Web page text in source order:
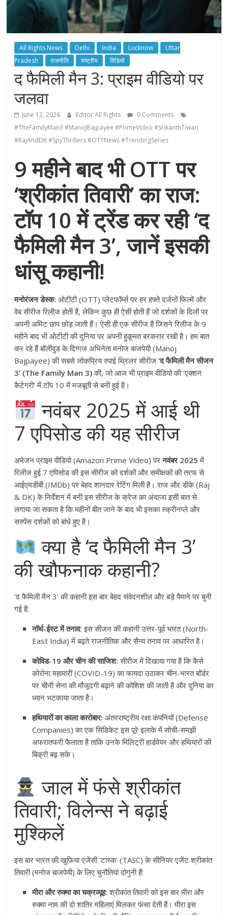
All Rights News Delhi India Lucknow
Uttar
Pradesh
राजनीति राष्ट्रीय विडियो
द फैमिली मैन 3: प्राइम वीडियो पर
जलवा
June 12, 2026 Editor All Rights
0 Comments
#TheFamilyMan3 #ManojBajpayee #PrimeVideo #SrikanthTiwari
#RajAndDK #SpyThrillers #OTTNews #TrendingSeries
9 महीने बाद भी OTT पर
‘श्रीकांत तिवारी’ का राज:
टॉप 10 में ट्रेंड कर रही ‘द
फैमिली मैन 3’, जानें इसकी
धांसू कहानी!
मनोरंजन डेस्क: ओटीटी (OTT) प्लेटफॉर्म्स पर हर हफ्ते दर्जनों फिल्में और
वेब सीरीज रिलीज होती हैं, लेकिन कुछ ही ऐसी होती हैं जो दर्शकों के दिलों पर
अपनी अमिट छाप छोड़ जाती हैं। ऐसी ही एक सीरीज है जिसने रिलीज के 9
महीने बाद भी ओटीटी की दुनिया पर अपनी हुकूमत बरकरार रखी है। हम बात
कर रहे हैं बॉलीवुड के दिग्गज अभिनेता मनोज बाजपेयी (Manoj
Bajpayee) की सबसे लोकप्रिय स्पाई थ्रिलर सीरीज‘द फैमिली मैन सीजन
3’ (The Family Man 3)की, जो आज भी प्राइम वीडियो की ‘एक्शन
कैटेगरी’ में टॉप 10 में मजबूती से बनी हुई है।
नवंबर 2025 में आई थी
7 एपिसोड की यह सीरीज
अमेजन प्राइम वीडियो (Amazon Prime Video) परनवंबर 2025 में
रिलीज हुई 7 एपिसोड की इस सीरीज को दर्शकों और समीक्षकों की तरफ से
आईएमडीबी (IMDb) पर बेहद शानदार रेटिंग मिली है। राज और डीके (Raj
& DK) के निर्देशन में बनी इस सीरीज के क्रेज का अंदाजा इसी बात से
लगाया जा सकता है कि महीनों बीत जाने के बाद भी इसका स्क्रीनप्ले और
सस्पेंस दर्शकों को बांधे हुए है।
क्या है ‘द फैमिली मैन 3’
की खौफनाक कहानी?
‘द फैमिली मैन 3’ की कहानी इस बार बेहद संवेदनशील और बड़े पैमाने पर बुनी
गई है:
नॉर्थ-ईस्ट में तनाव: इस सीजन की कहानी उत्तर-पूर्व भारत (North-
East India) में बढ़ते राजनीतिक और सैन्य तनाव पर आधारित है।
कोविड-19 और चीन की साजिश: सीरीज में दिखाया गया है कि कैसे
कोरोना महामारी (COVID-19) का फायदा उठाकर चीन-भारत बॉर्डर
पर चीनी सेना की मौजूदगी बढ़ाने की कोशिश की जाती है और दुनिया का
ध्यान भटकाया जाता है।
हथियारों का काला कारोबार: अंतरराष्ट्रीय रक्षा कंपनियों (Defense
Companies) का एक सिंडिकेट इस पूरे इलाके में सोची-समझी
अफरातफरी फैलाता है ताकि उनके मिलिट्री हार्डवेयर और हथियारों की
बिक्री बढ़ सके।
जाल में फंसे श्रीकांत
तिवारी; विलेन्स ने बढ़ाई
मुश्किलें
इस बार भारत की खुफिया एजेंसी ‘टास्क’ (TASC) के सीनियर एजेंट श्रीकांत
तिवारी (मनोज बाजपेयी) के लिए चुनौतियां दोगुनी हैं:
मीरा और रुक्मा का चक्रव्यूह: श्रीकांत तिवारी को इस बार मीरा और
रुक्मा नाम की दो शातिर महिलाएं मिलकर फंसा देती हैं। मीरा इस